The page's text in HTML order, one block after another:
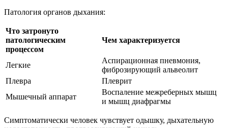
Патология органов дыхания:
Что затронуто
патологическим
процессом
Чем характеризуется
Легкие
Аспирационная пневмония,
фиброзирующий альвеолит
Плевра
Плеврит
Мышечный аппарат
Воспаление межреберных мышц
и мышц диафрагмы
Симптоматически человек чувствует одышку, дыхательную